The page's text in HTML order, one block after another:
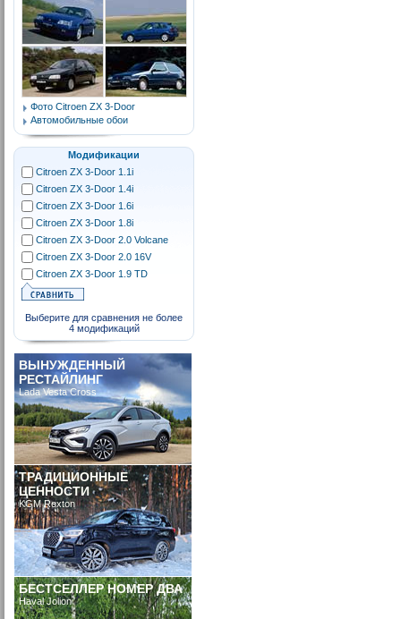
Фото Citroen ZX 3-Door
Автомобильные обои
Модификации
Citroen ZX 3-Door 1.1i
Citroen ZX 3-Door 1.4i
Citroen ZX 3-Door 1.6i
Citroen ZX 3-Door 1.8i
Citroen ZX 3-Door 2.0 Volcane
Citroen ZX 3-Door 2.0 16V
Citroen ZX 3-Door 1.9 TD
Выберите для сравнения не более
4 модификаций
ВЫНУЖДЕННЫЙ
РЕСТАЙЛИНГ
Lada Vesta Cross
ТРАДИЦИОННЫЕ
ЦЕННОСТИ
KGM Rexton
БЕСТСЕЛЛЕР НОМЕР ДВА
Haval Jolion